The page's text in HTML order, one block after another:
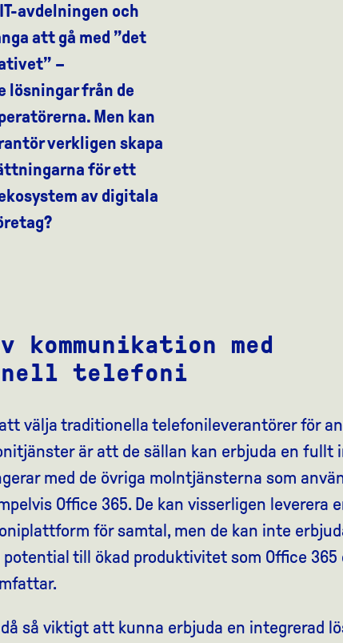
avdelningen och
att gå med ”det
–
lösningar från de
Men kan
verkligen skapa
för ett
av digitala
kommunikation med
telefoni
välja traditionella telefonileverantörer för
är att de sällan kan erbjuda en fullt
med de övriga molntjänsterna som
Office 365. De kan visserligen leverera
för samtal, men de kan inte
till ökad produktivitet som Office 365
så viktigt att kunna erbjuda en integrerad